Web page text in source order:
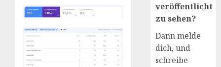
veröffentlicht
zu sehen?
Dann melde
dich, und
schreibe